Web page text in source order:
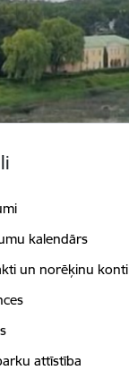
kalendārs
un norēķinu konti
attīstība